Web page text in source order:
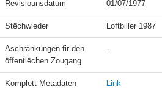
Revisiounsdatum 01/07/1977
Stëchwieder Loftbiller 1987
Aschränkungen fir den
öffentlëchen Zougang
-
Komplett Metadaten Link